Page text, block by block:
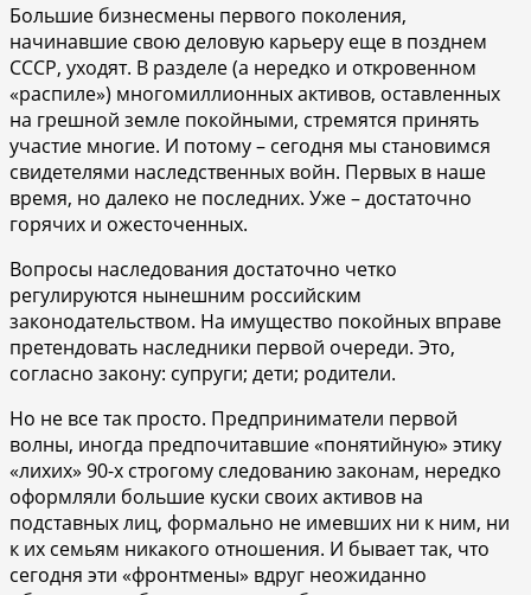
Большие бизнесмены первого поколения,
начинавшие свою деловую карьеру еще в позднем
СССР, уходят. В разделе (а нередко и откровенном
«распиле») многомиллионных активов, оставленных
на грешной земле покойными, стремятся принять
участие многие. И потому – сегодня мы становимся
свидетелями наследственных войн. Первых в наше
время, но далеко не последних. Уже – достаточно
горячих и ожесточенных.
Вопросы наследования достаточно четко
регулируются нынешним российским
законодательством. На имущество покойных вправе
претендовать наследники первой очереди. Это,
согласно закону: супруги; дети; родители.
Но не все так просто. Предприниматели первой
волны, иногда предпочитавшие «понятийную» этику
«лихих» 90-х строгому следованию законам, нередко
оформляли большие куски своих активов на
подставных лиц, формально не имевших ни к ним, ни
к их семьям никакого отношения. И бывает так, что
сегодня эти «фронтмены» вдруг неожиданно